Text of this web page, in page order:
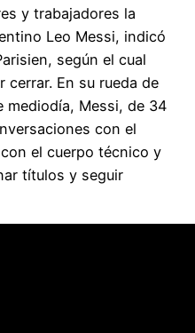
y trabajadores la
Leo Messi, indicó
según el cual
En su rueda de
mediodía, Messi, de 34
con el
el cuerpo técnico y
títulos y seguir